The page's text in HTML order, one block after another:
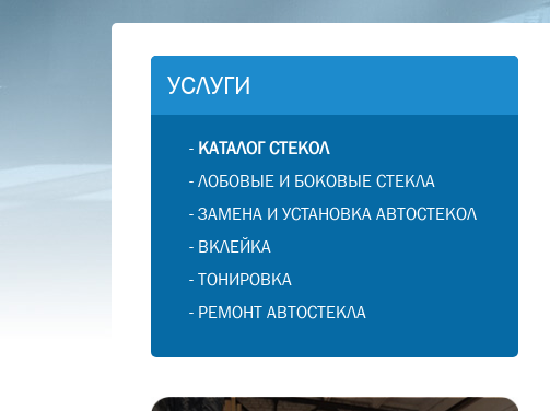
УСЛУГИ
- КАТАЛОГ СТЕКОЛ
-ЛОБОВЫЕ И БОКОВЫЕ СТЕКЛА
-ЗАМЕНА И УСТАНОВКА АВТОСТЕКОЛ
- ВКЛЕЙКА
-ТОНИРОВКА
- РЕМОНТ АВТОСТЕКЛА